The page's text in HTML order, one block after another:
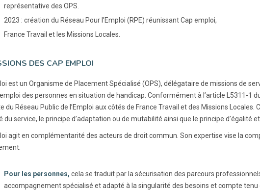
représentative des OPS.
2023 : création du Réseau Pour l’Emploi (RPE) réunissant Cap emploi,
France Travail et les Missions Locales.
DES CAP EMPLOI
est un Organisme de Placement Spécialisé (OPS), délégataire de missions de
des personnes en situation de handicap. Conformément à l’article L5311-1
du Réseau Public de l’Emploi aux côtés de France Travail et des Missions
du service, le principe d’adaptation ou de mutabilité ainsi que le principe d’égalité
agit en complémentarité des acteurs de droit commun. Son expertise vise la
Pour les personnes, cela se traduit par la sécurisation des parcours
accompagnement spécialisé et adapté à la singularité des besoins et compte